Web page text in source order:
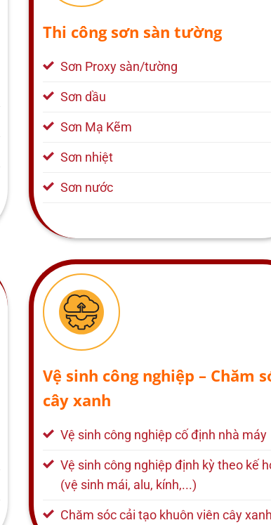
Thi công sơn sàn tường
Sơn Proxy sàn/tường
Sơn dầu
Sơn Mạ Kẽm
Sơn nhiệt
Sơn nước
Vệ sinh công nghiệp – Chăm
cây xanh
Vệ sinh công nghiệp cố định nhà máy
Vệ sinh công nghiệp định kỳ theo kế
(vệ sinh mái, alu, kính,...)
Chăm sóc cải tạo khuôn viên cây xanh